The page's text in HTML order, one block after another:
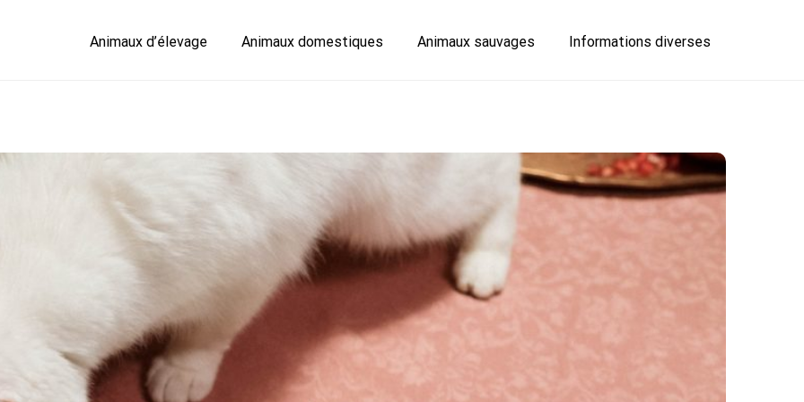
Animaux d’élevage Animaux domestiques Animaux sauvages Informations diverses